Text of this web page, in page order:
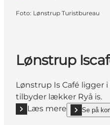
Foto: Lønstrup Turistbureau
Lønstrup
Lønstrup Is Café ligger
tilbyder lækker Ryå is.
Læs mere
Læs mere "LønstrupSe på
show